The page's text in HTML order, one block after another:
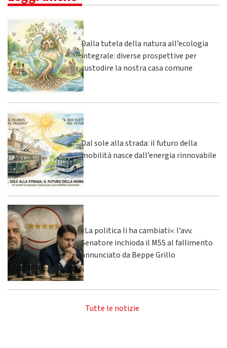
Dalla tutela della natura all’ecologia
integrale: diverse prospettive per
custodire la nostra casa comune
Dal sole alla strada: il futuro della
mobilità nasce dall’energia rinnovabile
«La politica li ha cambiati»: l’avv.
Senatore inchioda il M5S al fallimento
annunciato da Beppe Grillo
Tutte le notizie